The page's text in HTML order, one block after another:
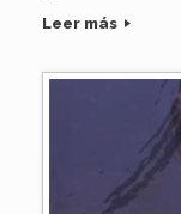
Leer más